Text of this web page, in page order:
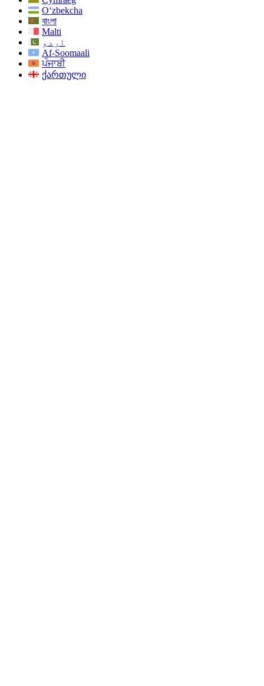
O‘zbekcha
বাংলা
Malti
اردو
Af-Soomaali
ਪੰਜਾਬੀ
ქართული